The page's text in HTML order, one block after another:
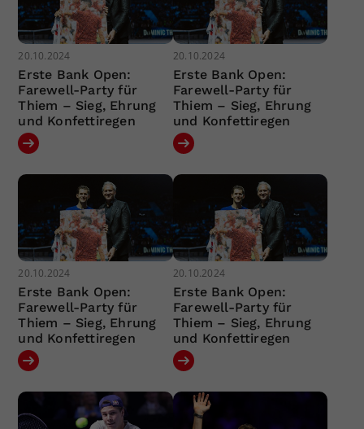
20.10.2024
Erste Bank Open:
Farewell-Party für
Thiem – Sieg, Ehrung
und Konfettiregen
20.10.2024
Erste Bank Open:
Farewell-Party für
Thiem – Sieg, Ehrung
und Konfettiregen
20.10.2024
Erste Bank Open:
Farewell-Party für
Thiem – Sieg, Ehrung
und Konfettiregen
20.10.2024
Erste Bank Open:
Farewell-Party für
Thiem – Sieg, Ehrung
und Konfettiregen